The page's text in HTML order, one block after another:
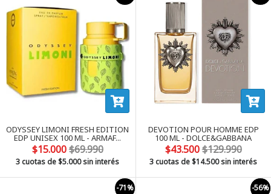
ODYSSEY LIMONI FRESH EDITION
EDP UNISEX 100 ML - ARMAF...
$15.000$69.990
3 cuotas de$5.000sin interés
DEVOTION POUR HOMME EDP
100 ML - DOLCE&GABBANA
$43.500$129.990
3 cuotas de$14.500sin interés
-71% -56%